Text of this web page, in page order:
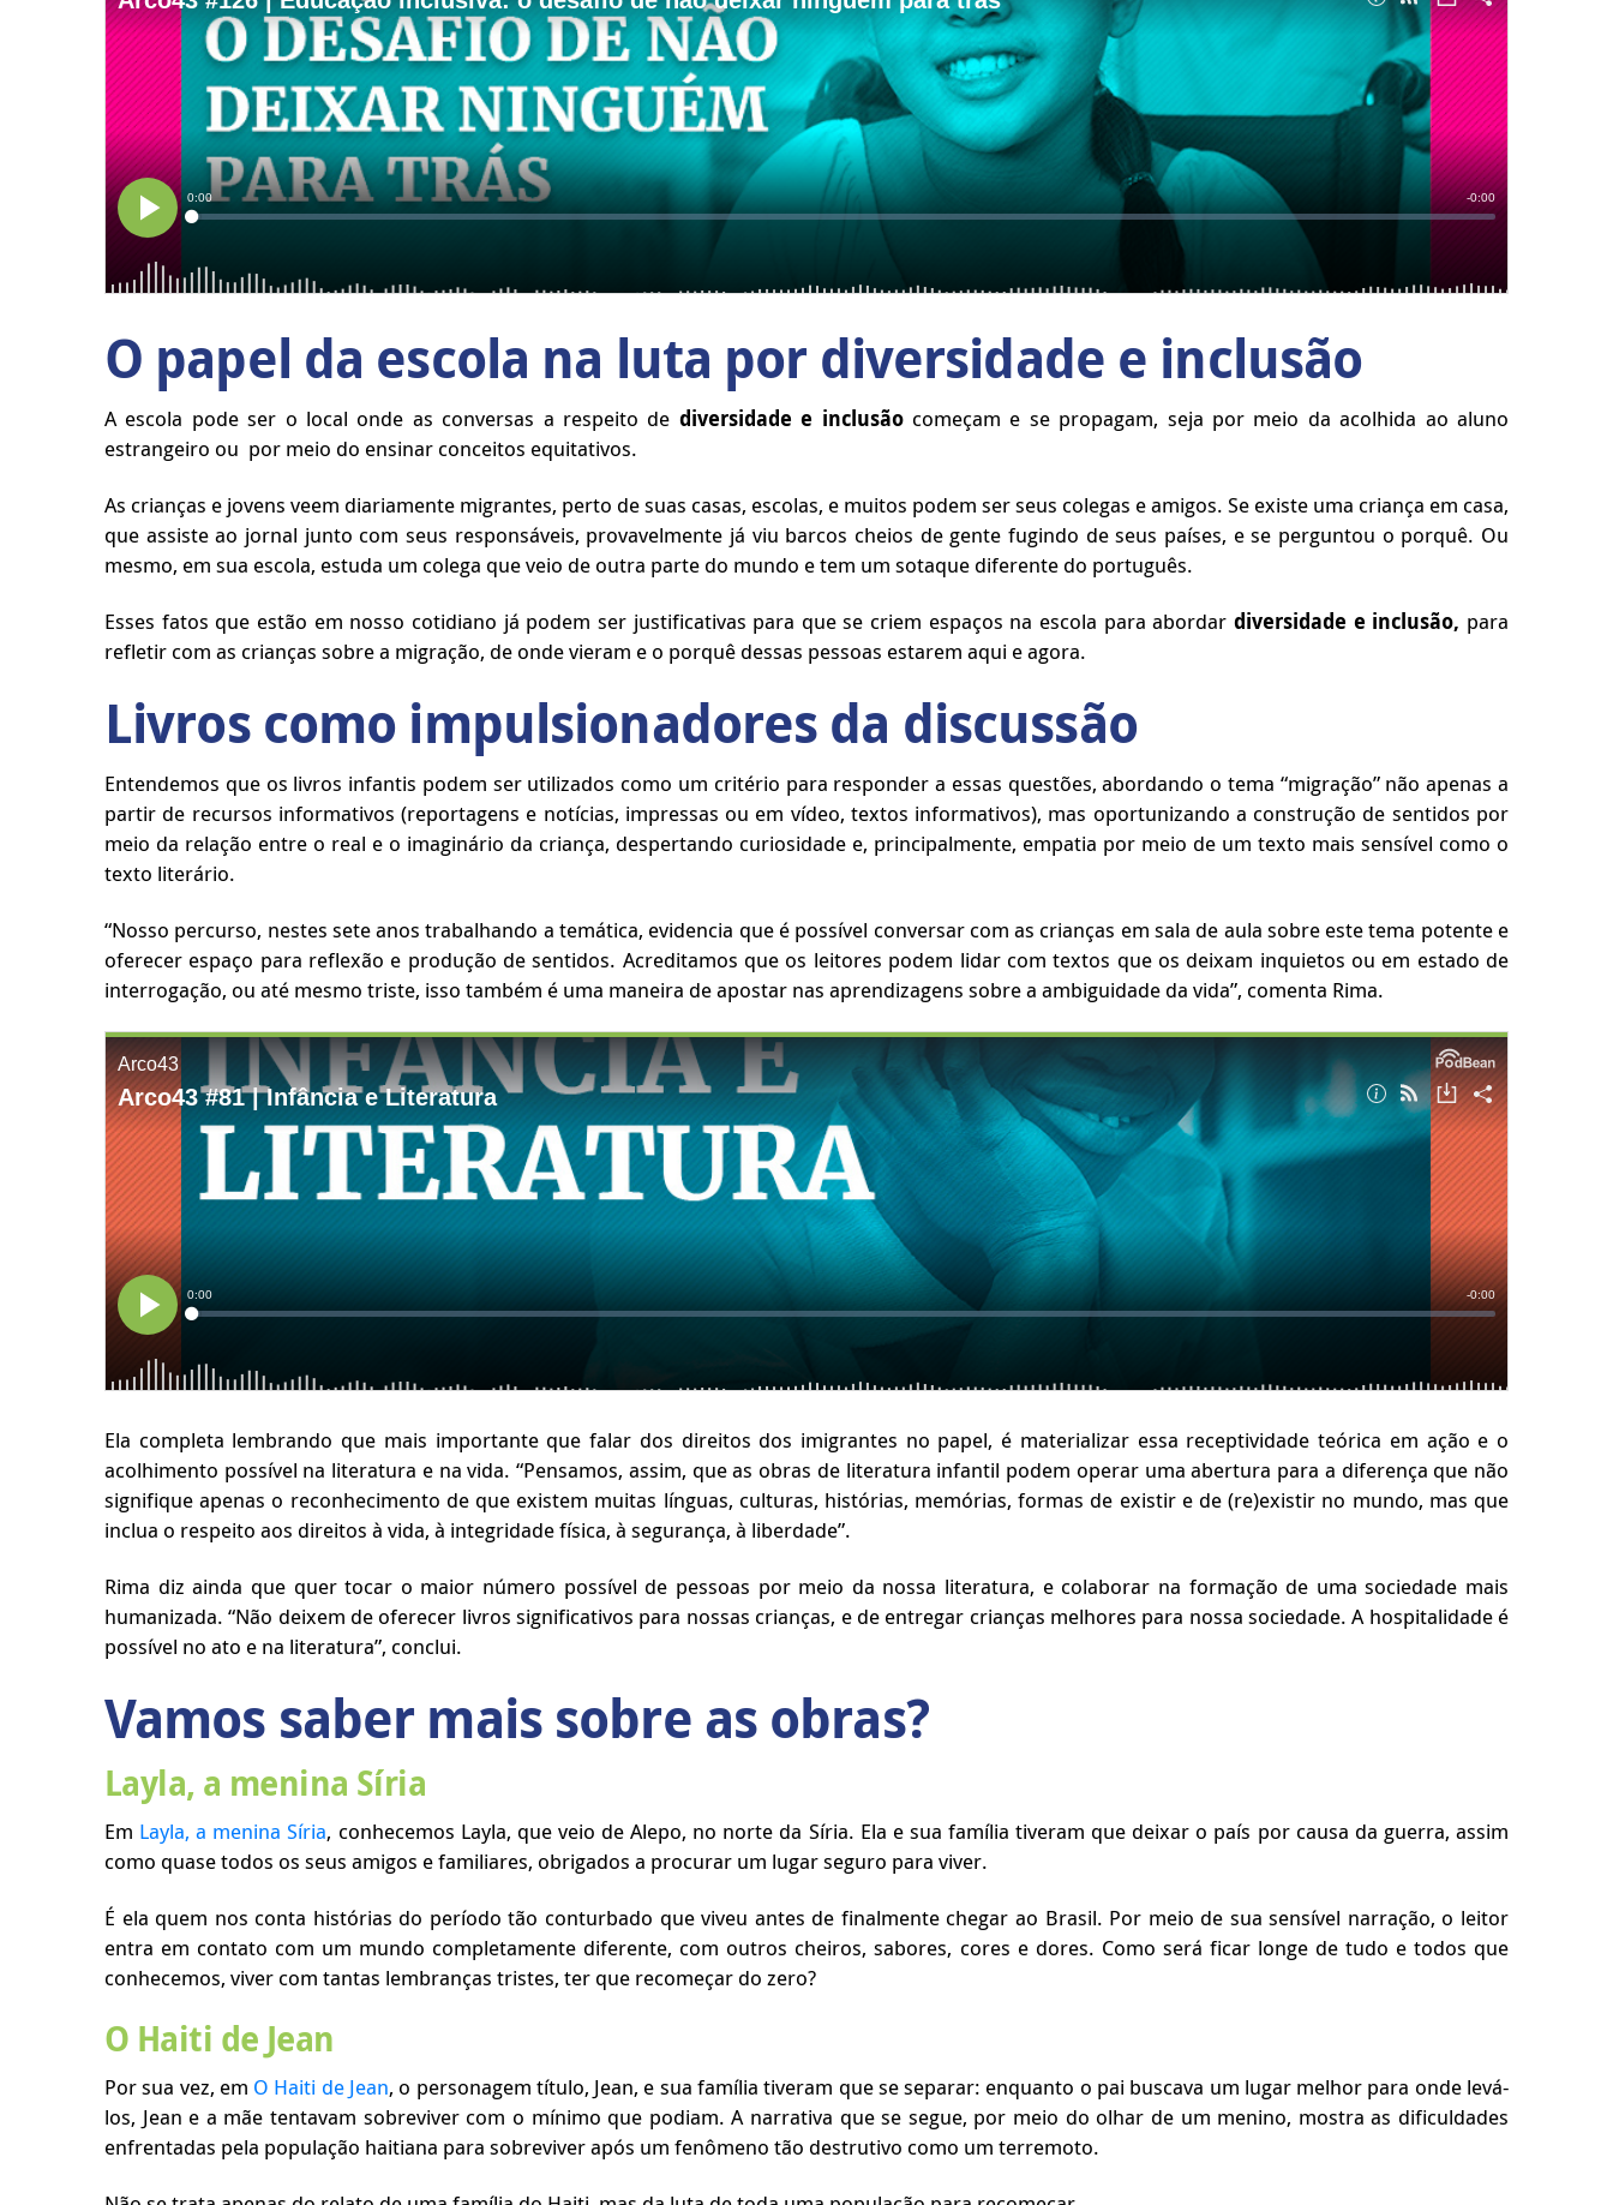
O papel da escola na luta por diversidade e inclusão
A escola pode ser o local onde as conversas a respeito de diversidade e inclusãocomeçam e se propagam, seja por meio da acolhida ao aluno
estrangeiro ou por meio do ensinar conceitos equitativos.
As crianças e jovens veem diariamente migrantes, perto de suas casas, escolas, e muitos podem ser seus colegas e amigos. Se existe uma criança em casa,
que assiste ao jornal junto com seus responsáveis, provavelmente já viu barcos cheios de gente fugindo de seus países, e se perguntou o porquê. Ou
mesmo, em sua escola, estuda um colega que veio de outra parte do mundo e tem um sotaque diferente do português.
Esses fatos que estão em nosso cotidiano já podem ser justificativas para que se criem espaços na escola para abordardiversidade e inclusão, para
refletir com as crianças sobre a migração, de onde vieram e o porquê dessas pessoas estarem aqui e agora.
Livros como impulsionadores da discussão
Entendemos que os livros infantis podem ser utilizados como um critério para responder a essas questões, abordando o tema “migração” não apenas a
partir de recursos informativos (reportagens e notícias, impressas ou em vídeo, textos informativos), mas oportunizando a construção de sentidos por
meio da relação entre o real e o imaginário da criança, despertando curiosidade e, principalmente, empatia por meio de um texto mais sensível como o
texto literário.
“Nosso percurso, nestes sete anos trabalhando a temática, evidencia que é possível conversar com as crianças em sala de aula sobre este tema potente e
oferecer espaço para reflexão e produção de sentidos. Acreditamos que os leitores podem lidar com textos que os deixam inquietos ou em estado de
interrogação, ou até mesmo triste, isso também é uma maneira de apostar nas aprendizagens sobre a ambiguidade da vida”, comenta Rima.
Ela completa lembrando que mais importante que falar dos direitos dos imigrantes no papel, é materializar essa receptividade teórica em ação e o
acolhimento possível na literatura e na vida. “Pensamos, assim, que as obras de literatura infantil podem operar uma abertura para a diferença que não
signifique apenas o reconhecimento de que existem muitas línguas, culturas, histórias, memórias, formas de existir e de (re)existir no mundo, mas que
inclua o respeito aos direitos à vida, à integridade física, à segurança, à liberdade”.
Rima diz ainda que quer tocar o maior número possível de pessoas por meio da nossa literatura, e colaborar na formação de uma sociedade mais
humanizada. “Não deixem de oferecer livros significativos para nossas crianças, e de entregar crianças melhores para nossa sociedade. A hospitalidade é
possível no ato e na literatura”, conclui.
Vamos saber mais sobre as obras?
Layla, a menina Síria
Em Layla, a menina Síria, conhecemos Layla, que veio de Alepo, no norte da Síria. Ela e sua família tiveram que deixar o país por causa da guerra, assim
como quase todos os seus amigos e familiares, obrigados a procurar um lugar seguro para viver.
É ela quem nos conta histórias do período tão conturbado que viveu antes de finalmente chegar ao Brasil. Por meio de sua sensível narração, o leitor
entra em contato com um mundo completamente diferente, com outros cheiros, sabores, cores e dores. Como será ficar longe de tudo e todos que
conhecemos, viver com tantas lembranças tristes, ter que recomeçar do zero?
O Haiti de Jean
Por sua vez, em O Haiti de Jean, o personagem título, Jean, e sua família tiveram que se separar: enquanto o pai buscava um lugar melhor para onde levá-
los, Jean e a mãe tentavam sobreviver com o mínimo que podiam. A narrativa que se segue, por meio do olhar de um menino, mostra as dificuldades
enfrentadas pela população haitiana para sobreviver após um fenômeno tão destrutivo como um terremoto.